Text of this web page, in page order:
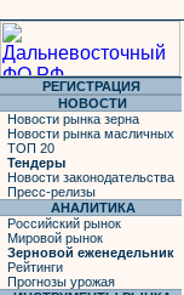
РЕГИСТРАЦИЯ
НОВОСТИ
Новости рынка зерна
Новости рынка масличных
ТОП 20
Тендеры
Новости законодательства
Пресс-релизы
АНАЛИТИКА
Российский рынок
Мировой рынок
Зерновой еженедельник
Рейтинги
Прогнозы урожая